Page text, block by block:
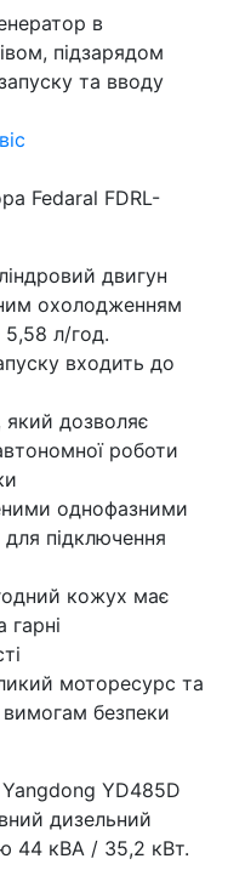
в
підзарядом
та вводу
Fedaral FDRL-
двигун
охолодженням
5,58 л/год.
входить до
який дозволяє
роботи
однофазними
підключення
кожух має
гарні
моторесурс та
вимогам безпеки
YD485D
дизельний
44 кВА / 35,2 кВт.